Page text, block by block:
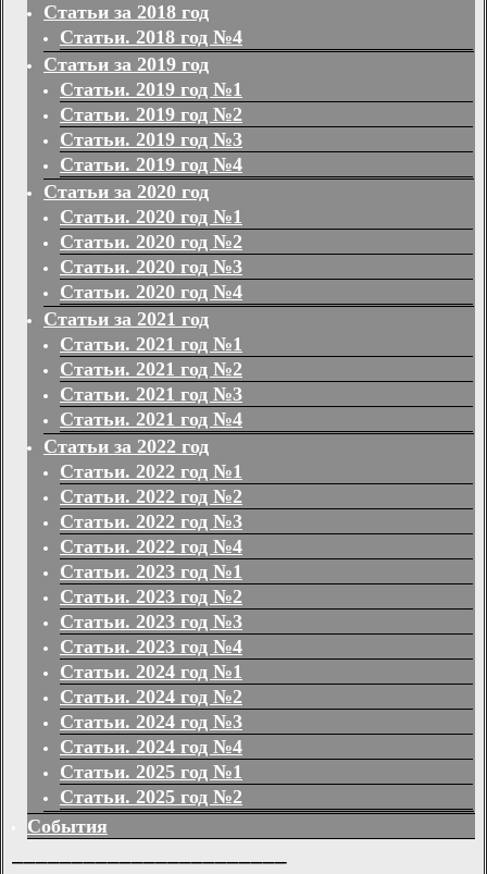
Статьи за 2018 год
Статьи. 2018 год №4
Статьи за 2019 год
Статьи. 2019 год №1
Статьи. 2019 год №2
Статьи. 2019 год №3
Статьи. 2019 год №4
Статьи за 2020 год
Статьи. 2020 год №1
Статьи. 2020 год №2
Статьи. 2020 год №3
Статьи. 2020 год №4
Статьи за 2021 год
Статьи. 2021 год №1
Статьи. 2021 год №2
Статьи. 2021 год №3
Статьи. 2021 год №4
Статьи за 2022 год
Статьи. 2022 год №1
Статьи. 2022 год №2
Статьи. 2022 год №3
Статьи. 2022 год №4
Статьи. 2023 год №1
Статьи. 2023 год №2
Статьи. 2023 год №3
Статьи. 2023 год №4
Статьи. 2024 год №1
Статьи. 2024 год №2
Статьи. 2024 год №3
Статьи. 2024 год №4
Статьи. 2025 год №1
Статьи. 2025 год №2
События